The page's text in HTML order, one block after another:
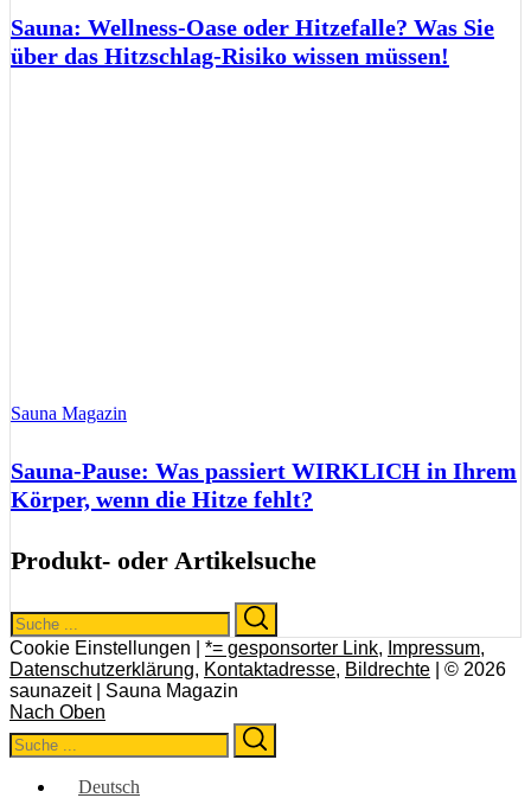
Sauna: Wellness-Oase oder Hitzefalle? Was Sie
über das Hitzschlag-Risiko wissen müssen!
Sauna Magazin
Sauna-Pause: Was passiert WIRKLICH in Ihrem
Körper, wenn die Hitze fehlt?
Produkt- oder Artikelsuche
Search
for:
Cookie Einstellungen | *= gesponsorter Link, Impressum,
Datenschutzerklärung, Kontaktadresse, Bildrechte | © 2026
saunazeit | Sauna Magazin
Nach Oben
Search
for:
Deutsch